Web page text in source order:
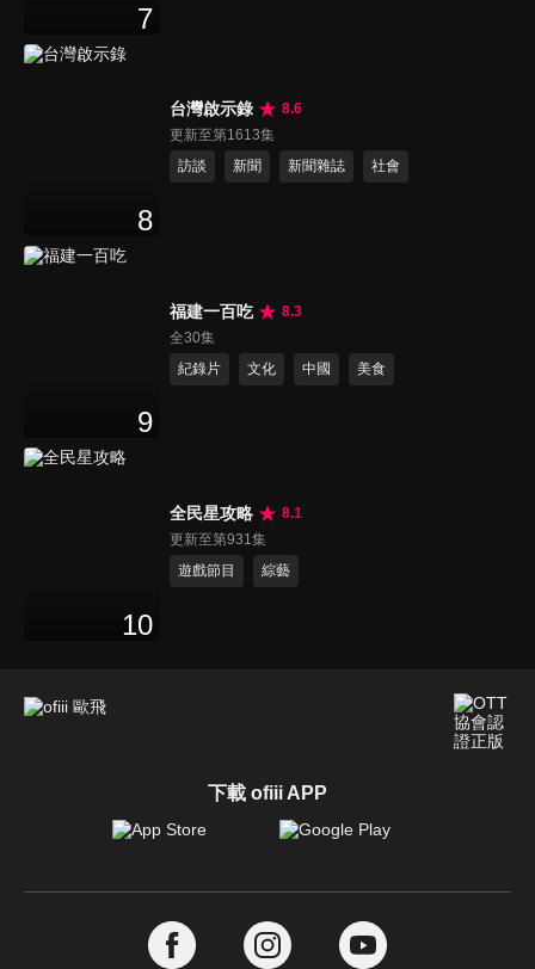
7
8
台灣啟示錄
8.6
更新至第1613集
訪談
新聞 新聞雜誌 社會
9
福建一百吃
8.3
全30集
紀錄片
文化 中國 美食
10
全民星攻略
8.1
更新至第931集
遊戲節目
綜藝
下載 ofiii APP